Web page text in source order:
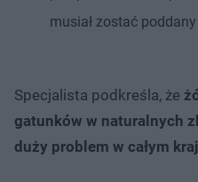
musiał zostać
Specjalista podkreśla, że
gatunków w naturalnych
duży problem w całym